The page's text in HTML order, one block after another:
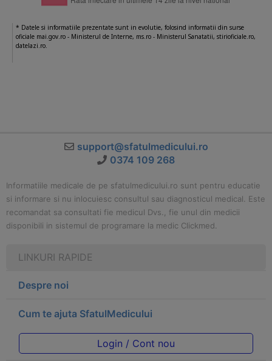
* Datele si informatiile prezentate sunt in evolutie, folosind informatii din surse
oficiale mai.gov.ro - Ministerul de Interne, ms.ro - Ministerul Sanatatii, stirioficiale.ro,
datelazi.ro.
support@sfatulmedicului.ro
0374 109 268
Informatiile medicale de pe sfatulmedicului.ro sunt pentru educatie
si informare si nu inlocuiesc consultul sau diagnosticul medical. Este
recomandat sa consultati fie medicul Dvs., fie unul din medicii
disponibili in sistemul de programare la medic Clickmed.
LINKURI RAPIDE
Despre noi
Cum te ajuta SfatulMedicului
Login / Cont nou